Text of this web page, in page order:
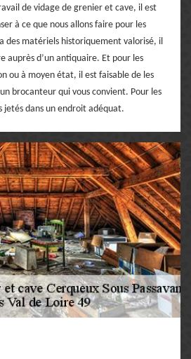
de vidage de grenier et cave, il est
à ce que nous allons faire pour les
des matériels historiquement valorisé, il
auprès d’un antiquaire. Et pour les
ou à moyen état, il est faisable de les
brocanteur qui vous convient. Pour les
jetés dans un endroit adéquat.